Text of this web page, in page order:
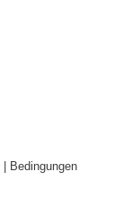
Bedingungen